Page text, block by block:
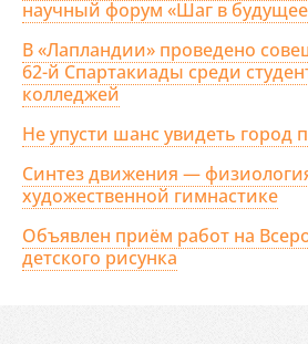
научный форум «Шаг в
В «Лапландии» проведено
62-й Спартакиады среди
колледжей
Не упусти шанс увидеть город
Синтез движения —
художественной гимнастике
Объявлен приём работ на
детского рисунка